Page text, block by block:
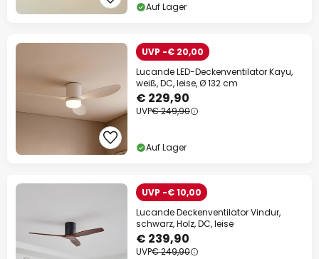
Auf Lager
UVP -€ 20,00
Lucande LED-Deckenventilator Kayu,
weiß, DC, leise, Ø 132 cm
€ 229,90
UVP€ 249,90
Auf Lager
UVP -€ 10,00
Lucande Deckenventilator Vindur,
schwarz, Holz, DC, leise
€ 239,90
UVP€ 249,90